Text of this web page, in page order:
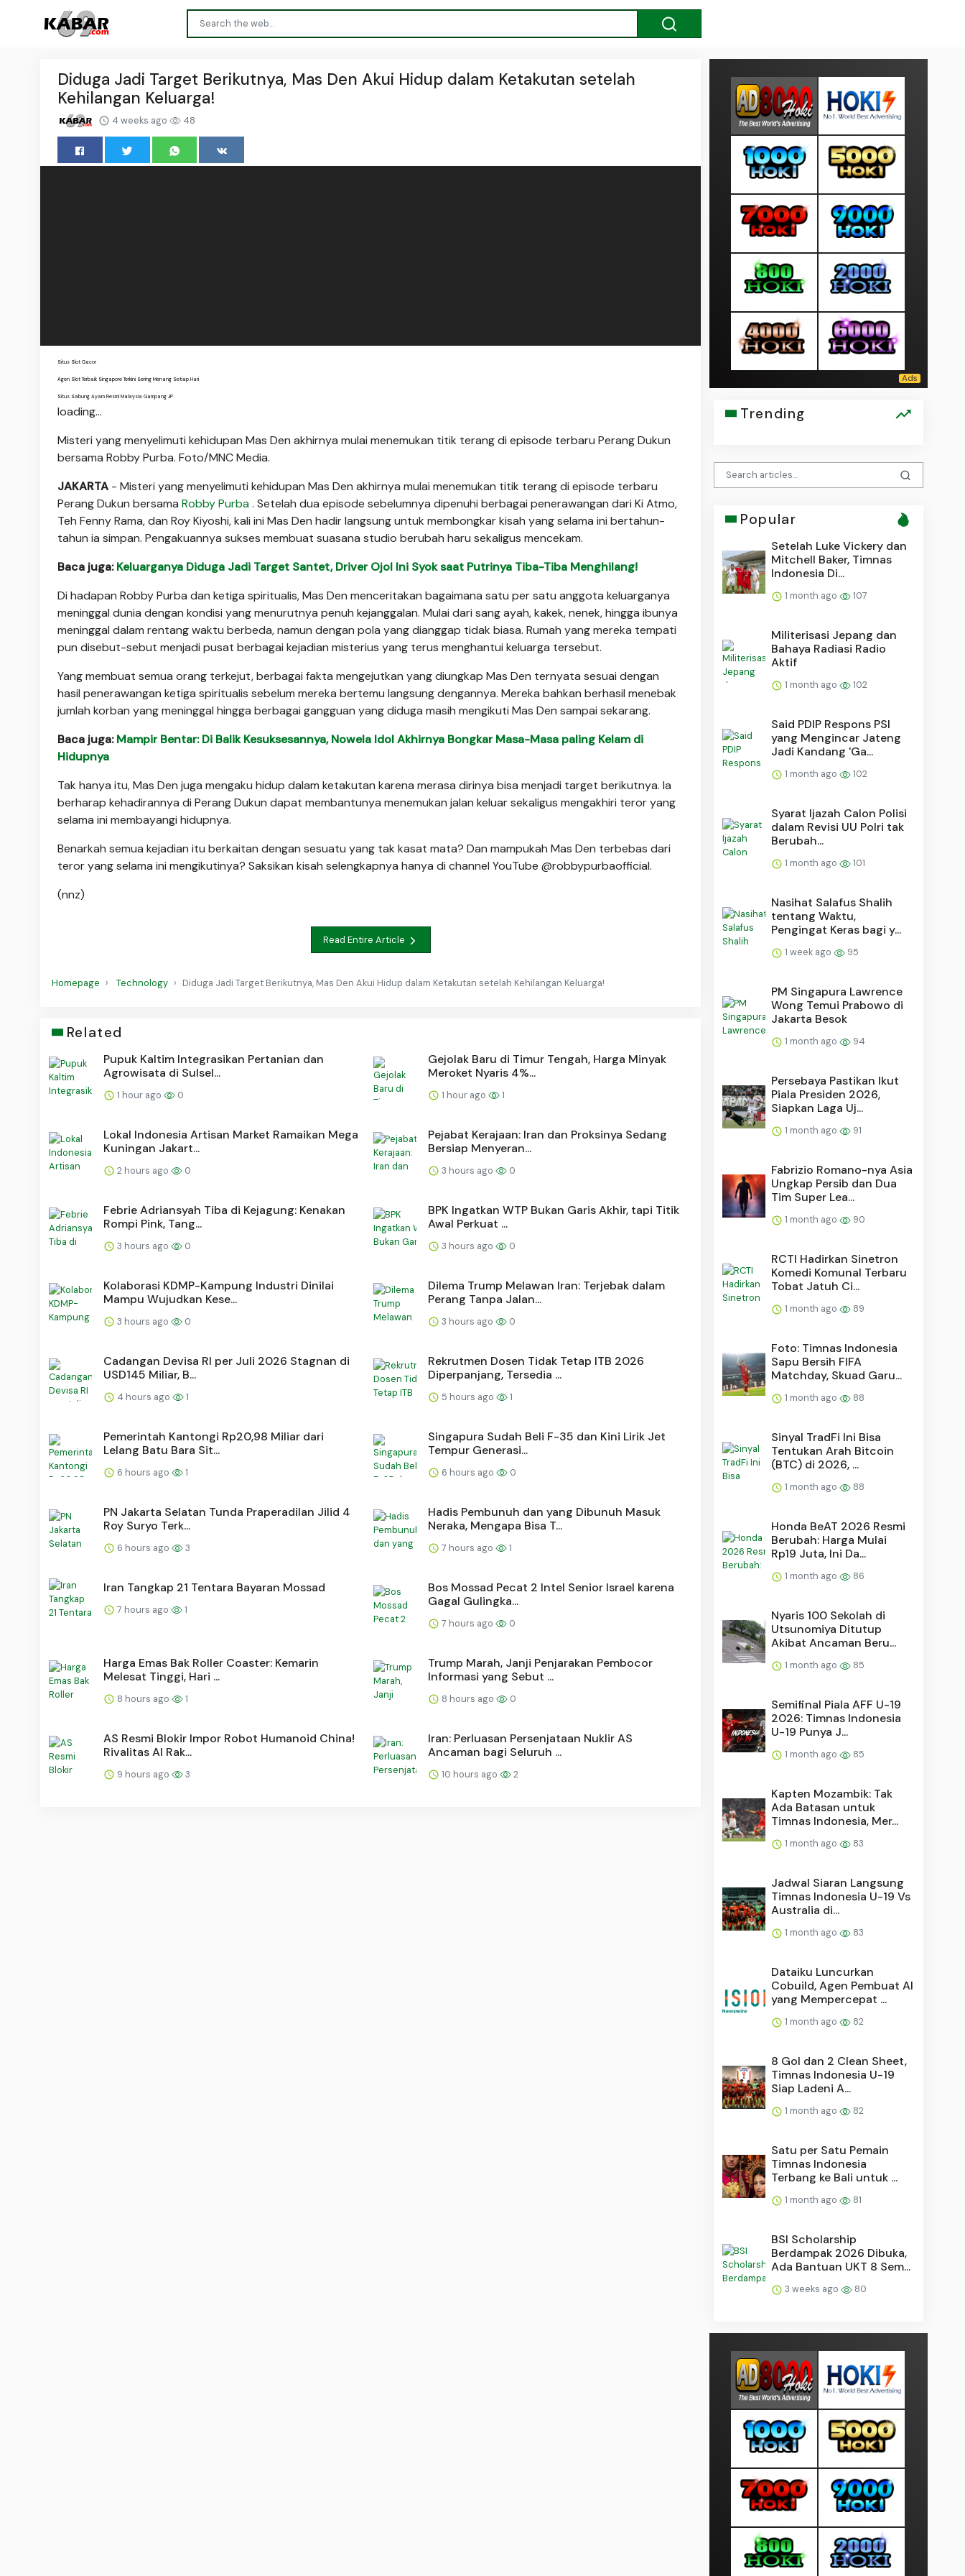
Diduga Jadi Target Berikutnya, Mas Den Akui Hidup dalam Ketakutan setelah
Kehilangan Keluarga!
4 weeks ago 48
Situs Slot Gacor
Agen Slot Terbaik Singapore Terkini Sering Menang Setiap Hari
Situs Sabung Ayam Resmi Malaysia Gampang JP
loading...
Misteri yang menyelimuti kehidupan Mas Den akhirnya mulai menemukan titik terang di episode terbaru Perang Dukun
bersama Robby Purba. Foto/MNC Media.
JAKARTA - Misteri yang menyelimuti kehidupan Mas Den akhirnya mulai menemukan titik terang di episode terbaru
Perang Dukun bersama Robby Purba. Setelah dua episode sebelumnya dipenuhi berbagai penerawangan dari Ki Atmo,
Teh Fenny Rama, dan Roy Kiyoshi, kali ini Mas Den hadir langsung untuk membongkar kisah yang selama ini bertahun-
tahun ia simpan. Pengakuannya sukses membuat suasana studio berubah haru sekaligus mencekam.
Baca juga:Keluarganya Diduga Jadi Target Santet, Driver Ojol Ini Syok saat Putrinya Tiba-Tiba Menghilang!
Di hadapan Robby Purba dan ketiga spiritualis, Mas Den menceritakan bagaimana satu per satu anggota keluarganya
meninggal dunia dengan kondisi yang menurutnya penuh kejanggalan. Mulai dari sang ayah, kakek, nenek, hingga ibunya
meninggal dalam rentang waktu berbeda, namun dengan pola yang dianggap tidak biasa. Rumah yang mereka tempati
pun disebut-sebut menjadi pusat berbagai kejadian misterius yang terus menghantui keluarga tersebut.
Yang membuat semua orang terkejut, berbagai fakta mengejutkan yang diungkap Mas Den ternyata sesuai dengan
hasil penerawangan ketiga spiritualis sebelum mereka bertemu langsung dengannya. Mereka bahkan berhasil menebak
jumlah korban yang meninggal hingga berbagai gangguan yang diduga masih mengikuti Mas Den sampai sekarang.
Baca juga:Mampir Bentar: Di Balik Kesuksesannya, Nowela Idol Akhirnya Bongkar Masa-Masa paling Kelam di
Hidupnya
Tak hanya itu, Mas Den juga mengaku hidup dalam ketakutan karena merasa dirinya bisa menjadi target berikutnya. la
berharap kehadirannya di Perang Dukun dapat membantunya menemukan jalan keluar sekaligus mengakhiri teror yang
selama ini membayangi hidupnya.
Benarkah semua kejadian itu berkaitan dengan sesuatu yang tak kasat mata? Dan mampukah Mas Den terbebas dari
teror yang selama ini mengikutinya? Saksikan kisah selengkapnya hanya di channel YouTube @robbypurbaofficial.
(nnz)
Read Entire Article
Homepage Technology Diduga Jadi Target Berikutnya, Mas Den Akui Hidup dalam Ketakutan setelah Kehilangan Keluarga!
Related
Pupuk Kaltim Integrasikan Pertanian dan
Agrowisata di Sulsel...
1 hour ago 0
Gejolak Baru di Timur Tengah, Harga Minyak
Meroket Nyaris 4%...
1 hour ago 1
Lokal Indonesia Artisan Market Ramaikan Mega
Kuningan Jakart...
2 hours ago 0
Pejabat Kerajaan: Iran dan Proksinya Sedang
Bersiap Menyeran...
3 hours ago 0
Febrie Adriansyah Tiba di Kejagung: Kenakan
Rompi Pink, Tang...
3 hours ago 0
BPK Ingatkan WTP Bukan Garis Akhir, tapi Titik
Awal Perkuat ...
3 hours ago 0
Kolaborasi KDMP-Kampung Industri Dinilai
Mampu Wujudkan Kese...
3 hours ago 0
Dilema Trump Melawan Iran: Terjebak dalam
Perang Tanpa Jalan...
3 hours ago 0
Cadangan Devisa RI per Juli 2026 Stagnan di
USD145 Miliar, B...
4 hours ago 1
Rekrutmen Dosen Tidak Tetap ITB 2026
Diperpanjang, Tersedia ...
5 hours ago 1
Pemerintah Kantongi Rp20,98 Miliar dari
Lelang Batu Bara Sit...
6 hours ago 1
Singapura Sudah Beli F-35 dan Kini Lirik Jet
Tempur Generasi...
6 hours ago 0
PN Jakarta Selatan Tunda Praperadilan Jilid 4
Roy Suryo Terk...
6 hours ago 3
Hadis Pembunuh dan yang Dibunuh Masuk
Neraka, Mengapa Bisa T...
7 hours ago 1
Iran Tangkap 21 Tentara Bayaran Mossad
7 hours ago 1
Bos Mossad Pecat 2 Intel Senior Israel karena
Gagal Gulingka...
7 hours ago 0
Harga Emas Bak Roller Coaster: Kemarin
Melesat Tinggi, Hari ...
8 hours ago 1
Trump Marah, Janji Penjarakan Pembocor
Informasi yang Sebut ...
8 hours ago 0
AS Resmi Blokir Impor Robot Humanoid China!
Rivalitas AI Rak...
9 hours ago 3
Iran: Perluasan Persenjataan Nuklir AS
Ancaman bagi Seluruh ...
10 hours ago 2
Trending
Popular
Setelah Luke Vickery dan
Mitchell Baker, Timnas
Indonesia Di...
1 month ago 107
Militerisasi Jepang dan
Bahaya Radiasi Radio
Aktif
1 month ago 102
Said PDIP Respons PSI
yang Mengincar Jateng
Jadi Kandang 'Ga...
1 month ago 102
Syarat Ijazah Calon Polisi
dalam Revisi UU Polri tak
Berubah...
1 month ago 101
Nasihat Salafus Shalih
tentang Waktu,
Pengingat Keras bagi y...
1 week ago 95
PM Singapura Lawrence
Wong Temui Prabowo di
Jakarta Besok
1 month ago 94
Persebaya Pastikan Ikut
Piala Presiden 2026,
Siapkan Laga Uj...
1 month ago 91
Fabrizio Romano-nya Asia
Ungkap Persib dan Dua
Tim Super Lea...
1 month ago 90
RCTI Hadirkan Sinetron
Komedi Komunal Terbaru
Tobat Jatuh Ci...
1 month ago 89
Foto: Timnas Indonesia
Sapu Bersih FIFA
Matchday, Skuad Garu...
1 month ago 88
Sinyal TradFi Ini Bisa
Tentukan Arah Bitcoin
(BTC) di 2026, ...
1 month ago 88
Honda BeAT 2026 Resmi
Berubah: Harga Mulai
Rp19 Juta, Ini Da...
1 month ago 86
Nyaris 100 Sekolah di
Utsunomiya Ditutup
Akibat Ancaman Beru...
1 month ago 85
Semifinal Piala AFF U-19
2026: Timnas Indonesia
U-19 Punya J...
1 month ago 85
Kapten Mozambik: Tak
Ada Batasan untuk
Timnas Indonesia, Mer...
1 month ago 83
Jadwal Siaran Langsung
Timnas Indonesia U-19 Vs
Australia di...
1 month ago 83
Dataiku Luncurkan
Cobuild, Agen Pembuat AI
yang Mempercepat ...
1 month ago 82
8 Gol dan 2 Clean Sheet,
Timnas Indonesia U-19
Siap Ladeni A...
1 month ago 82
Satu per Satu Pemain
Timnas Indonesia
Terbang ke Bali untuk ...
1 month ago 81
BSI Scholarship
Berdampak 2026 Dibuka,
Ada Bantuan UKT 8 Sem...
3 weeks ago 80